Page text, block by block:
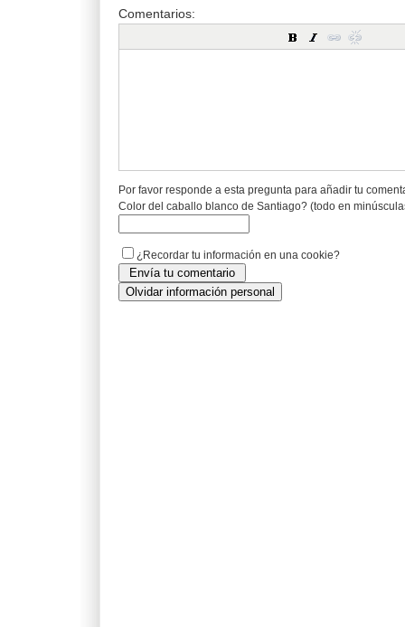
Comentarios:
Por favor responde a esta pregunta para añadir tu
Color del caballo blanco de Santiago? (todo en
¿Recordar tu información en una cookie?